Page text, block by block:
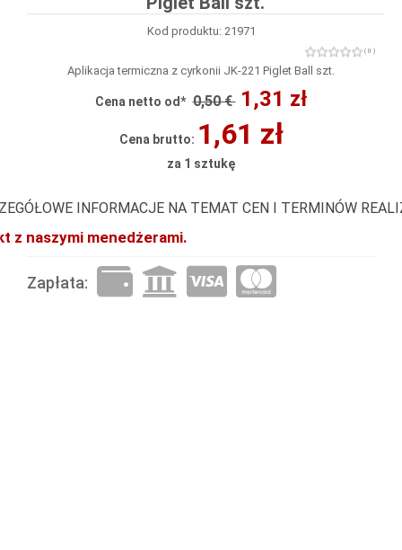
Kod produktu: 21971
( 0 )
Aplikacja termiczna z cyrkonii JK-221 Piglet Ball szt.
Cena netto od* 0,50 € 1,31 zł
Cena brutto: 1,61 zł
za 1 sztukę
INFORMACJE NA TEMAT CEN I TERMINÓW
z naszymi menedżerami.
Zapłata: